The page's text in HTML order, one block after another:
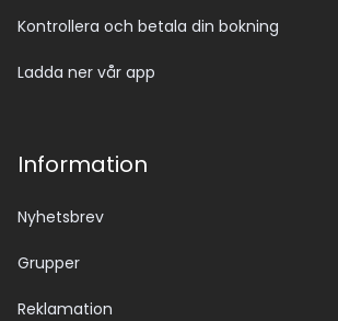
Kontrollera och betala din bokning
Ladda ner vår app
Information
Nyhetsbrev
Grupper
Reklamation